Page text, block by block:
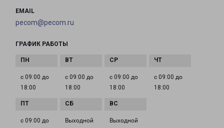
EMAIL
pecom@pecom.ru
ГРАФИК РАБОТЫ
с 09:00 до
18:00
с 09:00 до
18:00
с 09:00 до
18:00
с 09:00 до
18:00
с 09:00 до
Выходной Выходной